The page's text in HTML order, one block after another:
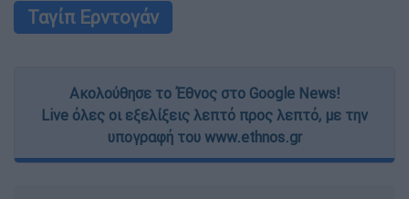
Ταγίπ Ερντογάν
Ακολούθησε το Έθνος στο Google News!
Live όλες οι εξελίξεις λεπτό προς λεπτό, με την
υπογραφή του www.ethnos.gr